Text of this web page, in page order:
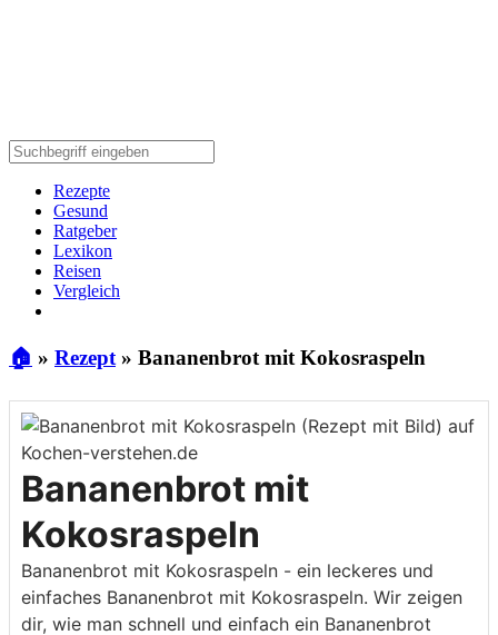
Rezepte
Gesund
Ratgeber
Lexikon
Reisen
Vergleich
🏠 » Rezept » Bananenbrot mit Kokosraspeln
Bananenbrot mit
Kokosraspeln
Bananenbrot mit Kokosraspeln - ein leckeres und
einfaches Bananenbrot mit Kokosraspeln. Wir zeigen
dir, wie man schnell und einfach ein Bananenbrot